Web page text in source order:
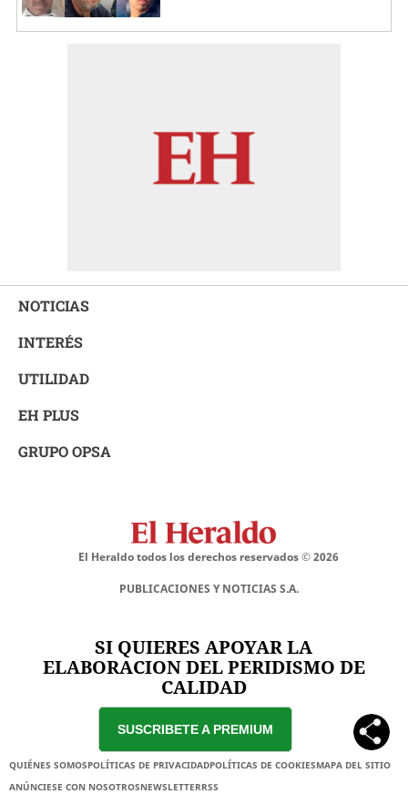
NOTICIAS
INTERÉS
UTILIDAD
EH PLUS
GRUPO OPSA
El Heraldo todos los derechos reservados ©2026
PUBLICACIONES Y NOTICIAS S.A.
SI QUIERES APOYAR LA
ELABORACION DEL PERIDISMO DE
CALIDAD
SUSCRIBETE A PREMIUM
QUIÉNES SOMOSPOLÍTICAS DE PRIVACIDADPOLÍTICAS DE COOKIESMAPA DEL SITIO
ANÚNCIESE CON NOSOTROSNEWSLETTERRSS